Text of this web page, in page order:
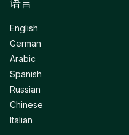
语言
English
German
Arabic
Spanish
Russian
Chinese
Italian